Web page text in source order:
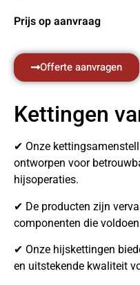
Prijs op aanvraag
Offerte aanvragen
Kettingen
✔ Onze
ontworpen voor
hijsoperaties.
✔ De producten zijn
componenten die
✔ Onze hijskettingen
en uitstekende kwaliteit